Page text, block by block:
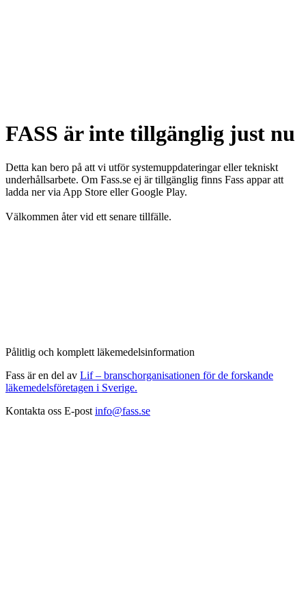
FASS är inte tillgänglig just nu
Detta kan bero på att vi utför systemuppdateringar eller tekniskt
underhållsarbete. Om Fass.se ej är tillgänglig finns Fass appar att
ladda ner via App Store eller Google Play.
Välkommen åter vid ett senare tillfälle.
Pålitlig och komplett läkemedelsinformation
Fass är en del av Lif – branschorganisationen för de forskande
läkemedelsföretagen i Sverige.
Kontakta oss E-post info@fass.se